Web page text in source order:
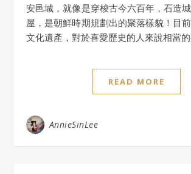
安邑城，就像是穿梭古今六百年，石造
屋，是朝鮮時期規劃出的聚落樣貌！目
文化遺產，對於喜愛歷史的人來說相當的
READ MORE
AnnieSinLee